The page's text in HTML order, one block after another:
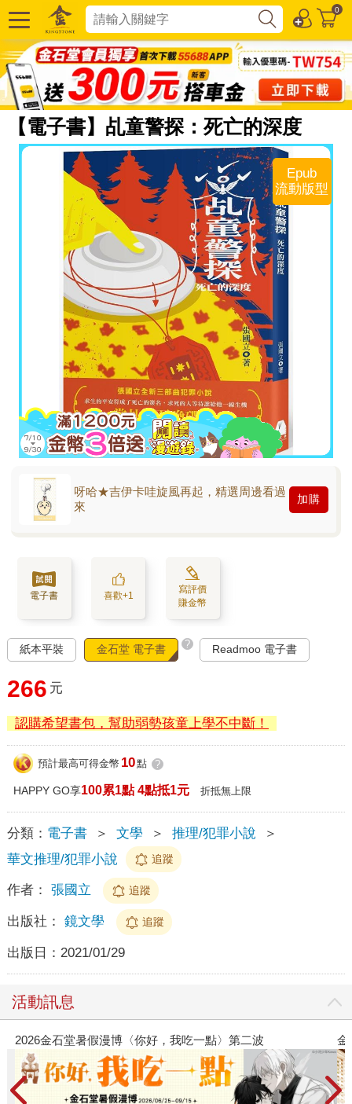
0
【電子書】乩童警探：死亡的深度
Epub
流動版型
呀哈★吉伊卡哇旋風再起，精選周邊看過
來
加購
電子書 喜歡+1
寫評價
賺金幣
紙本平裝 金石堂 電子書 ? Readmoo 電子書
266 元
認購希望書包，幫助弱勢孩童上學不中斷！
預計最高可得金幣 10點 ?
HAPPY GO享100累1點 4點抵1元 折抵無上限
分類： 電子書 ＞ 文學 ＞ 推理/犯罪小說
＞
華文推理/犯罪小說
追蹤
作者： 張國立 追蹤
出版社： 鏡文學 追蹤
出版日： 2021/01/29
活動訊息
金石堂2026海外優惠：電子書